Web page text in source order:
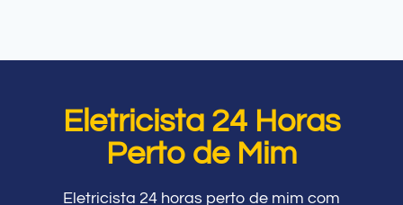
Eletricista 24 Horas
Perto de Mim
Eletricista 24 horas perto de mim com